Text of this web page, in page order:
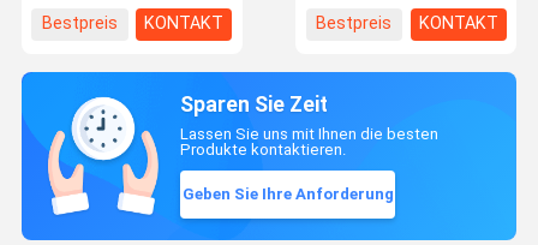
Bestpreis
KONTAKT
Bestpreis
KONTAKT
Sparen Sie Zeit
Lassen Sie uns mit Ihnen die besten
Produkte kontaktieren.
Geben Sie Ihre Anforderung